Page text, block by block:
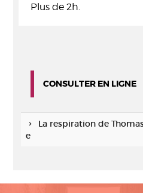
Plus de 2h.
CONSULTER EN LIGNE
La respiration de
e